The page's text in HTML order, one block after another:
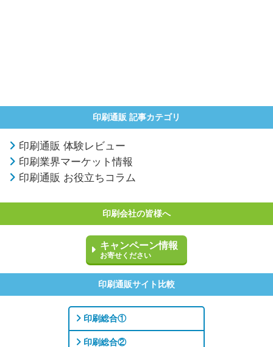
印刷通販 記事カテゴリ
印刷通販 体験レビュー
印刷業界マーケット情報
印刷通販 お役立ちコラム
印刷会社の皆様へ
キャンペーン情報
お寄せください
印刷通販サイト比較
印刷総合①
印刷総合②